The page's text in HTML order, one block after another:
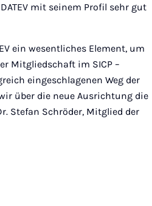
mit seinem Profil sehr gut
ein wesentliches Element, um
Mitgliedschaft im SICP –
eingeschlagenen Weg der
über die neue Ausrichtung die
Stefan Schröder, Mitglied der